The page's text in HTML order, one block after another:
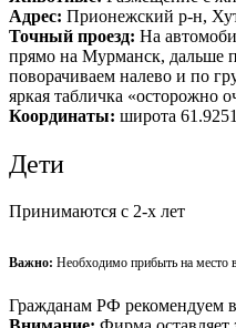
Адрес: Прионежский р-н,
Точный проезд: На
прямо на Мурманск, дальше
поворачиваем налево и по
яркая табличка «осторожно
Координаты: широта
Дети
Принимаются c 2-х лет
Важно: Необходимо прибыть на место
Гражданам РФ рекомендуем